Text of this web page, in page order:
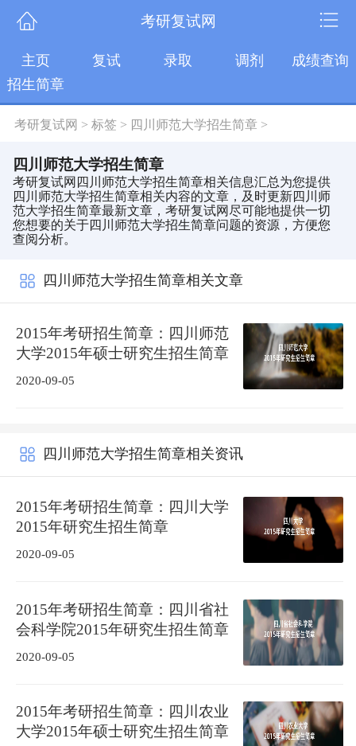
考研复试网
主页 复试 录取 调剂
成绩查询
招生简章
考研复试网 > 标签 > 四川师范大学招生简章>
四川师范大学招生简章
考研复试网四川师范大学招生简章相关信息汇总为您提供
四川师范大学招生简章相关内容的文章，及时更新四川师
范大学招生简章最新文章，考研复试网尽可能地提供一切
您想要的关于四川师范大学招生简章问题的资源，方便您
查阅分析。
四川师范大学招生简章相关文章
2015年考研招生简章：四川师范
大学2015年硕士研究生招生简章
2020-09-05
四川师范大学招生简章相关资讯
2015年考研招生简章：四川大学
2015年研究生招生简章
2020-09-05
2015年考研招生简章：四川省社
会科学院2015年研究生招生简章
2020-09-05
2015年考研招生简章：四川农业
大学2015年硕士研究生招生简章